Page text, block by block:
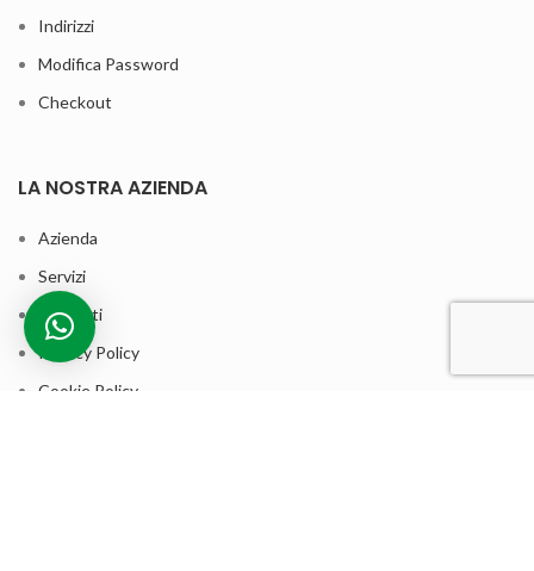
Indirizzi
Modifica Password
Checkout
LA NOSTRA AZIENDA
Azienda
Servizi
Contatti
Privacy Policy
Cookie Policy